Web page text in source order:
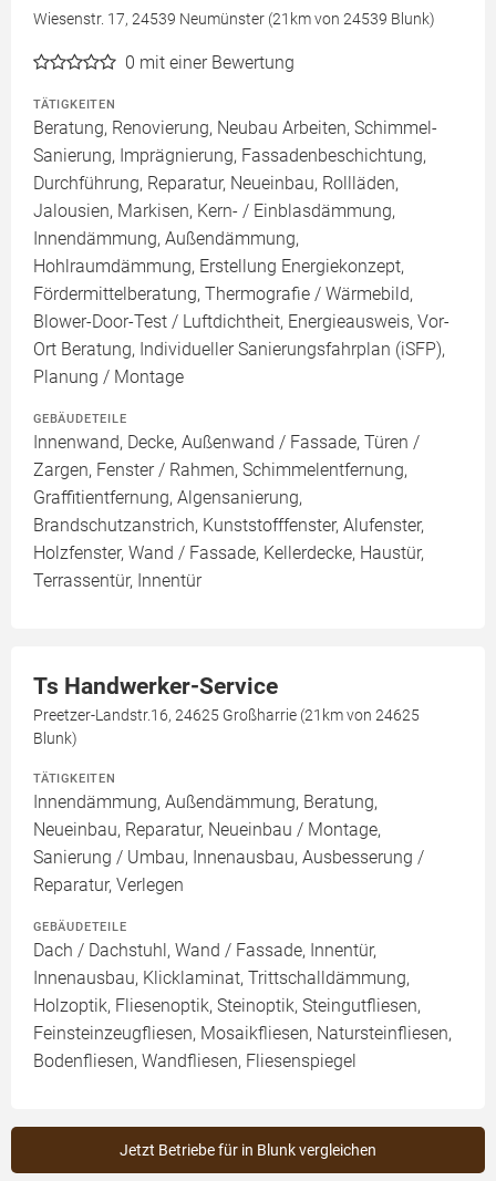
Wiesenstr. 17, 24539 Neumünster (21km von 24539 Blunk)
0 mit einer Bewertung
TÄTIGKEITEN
Beratung, Renovierung, Neubau Arbeiten, Schimmel-
Sanierung, Imprägnierung, Fassadenbeschichtung,
Durchführung, Reparatur, Neueinbau, Rollläden,
Jalousien, Markisen, Kern- / Einblasdämmung,
Innendämmung, Außendämmung,
Hohlraumdämmung, Erstellung Energiekonzept,
Fördermittelberatung, Thermografie / Wärmebild,
Blower-Door-Test / Luftdichtheit, Energieausweis, Vor-
Ort Beratung, Individueller Sanierungsfahrplan (iSFP),
Planung / Montage
GEBÄUDETEILE
Innenwand, Decke, Außenwand / Fassade, Türen /
Zargen, Fenster / Rahmen, Schimmelentfernung,
Graffitientfernung, Algensanierung,
Brandschutzanstrich, Kunststofffenster, Alufenster,
Holzfenster, Wand / Fassade, Kellerdecke, Haustür,
Terrassentür, Innentür
Ts Handwerker-Service
Preetzer-Landstr.16, 24625 Großharrie (21km von 24625
Blunk)
TÄTIGKEITEN
Innendämmung, Außendämmung, Beratung,
Neueinbau, Reparatur, Neueinbau / Montage,
Sanierung / Umbau, Innenausbau, Ausbesserung /
Reparatur, Verlegen
GEBÄUDETEILE
Dach / Dachstuhl, Wand / Fassade, Innentür,
Innenausbau, Klicklaminat, Trittschalldämmung,
Holzoptik, Fliesenoptik, Steinoptik, Steingutfliesen,
Feinsteinzeugfliesen, Mosaikfliesen, Natursteinfliesen,
Bodenfliesen, Wandfliesen, Fliesenspiegel
Jetzt Betriebe für in Blunk vergleichen